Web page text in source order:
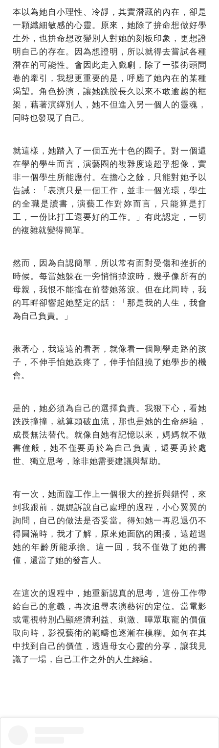
本以為她自小理性、冷靜，其實潛藏的內在，卻是
一顆纖細敏感的心靈。原來，她除了拚命想做好學
生外，也拚命想改變別人對她的刻板印象，更想證
明自己的存在。因為想證明，所以就得去嘗試各種
潛在的可能性。會因此走入戲劇，除了一張街頭問
卷的牽引，我想更重要的是，呼應了她內在的某種
渴望。角色扮演，讓她跳脫長久以來不敢逾越的框
架，藉著演繹別人，她不但進入另一個人的靈魂，
同時也發現了自己。
就這樣，她踏入了一個五光十色的圈子。對一個還
在學的學生而言，演藝圈的複雜度遠超乎想像，實
非一個學生所能應付。在擔心之餘，只能對她予以
告誡：「表演只是一個工作，並非一個光環，學生
的全職是讀書，演藝工作對妳而言，只能算是打
工，一份比打工還要好的工作。」有此認定，一切
的複雜就變得簡單。
然而，因為自認簡單，所以常有面對受傷和挫折的
時候。每當她躲在一旁悄悄掉淚時，幾乎像所有的
母親，我恨不能擋在前替她落淚。但在此同時，我
的耳畔卻響起她堅定的話：「那是我的人生，我會
為自己負責。」
揪著心，我遠遠的看著，就像看一個剛學走路的孩
子，不伸手怕她跌疼了，伸手怕阻撓了她學步的機
會。
是的，她必須為自己的選擇負責。我狠下心，看她
跌跌撞撞，就算頭破血流，那也是她的生命經驗，
成長無法替代。就像自她有記憶以來，媽媽就不做
書僮般，她不僅要勇於為自己負責，還要勇於處
世、獨立思考，除非她需要建議與幫助。
有一次，她面臨工作上一個很大的挫折與錯愕，來
到我跟前，娓娓訴說自己處理的過程，小心翼翼的
詢問，自己的做法是否妥當。得知她一再忍退仍不
得圓滿時，我才了解，原來她面臨的困擾，遠超過
她的年齡所能承擔。這一回，我不僅做了她的書
僮，還當了她的發言人。
在這次的過程中，她重新認真的思考，這份工作帶
給自己的意義，再次追尋表演藝術的定位。當電影
或電視特別凸顯經濟利益、刺激、嘩眾取寵的價值
取向時，影視藝術的範疇也逐漸在模糊。如何在其
中找到自己的價值，透過母女心靈的分享，讓我見
識了一場，自己工作之外的人生經驗。